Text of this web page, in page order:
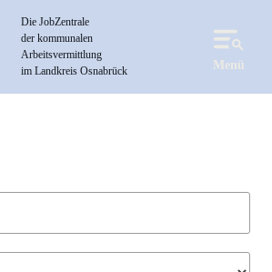
Die JobZentrale
der kommunalen
Arbeitsvermittlung
im Landkreis Osnabrück
Menü